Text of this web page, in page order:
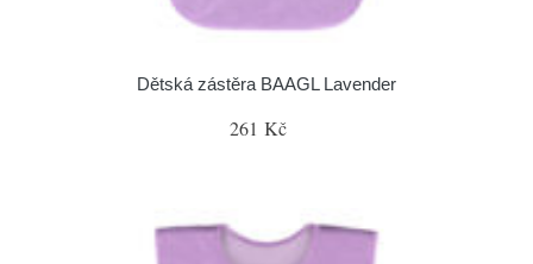
Dětská zástěra BAAGL Lavender
261 Kč